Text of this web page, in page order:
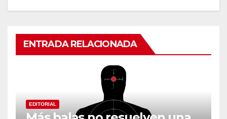
ENTRADA RELACIONADA
EDITORIAL